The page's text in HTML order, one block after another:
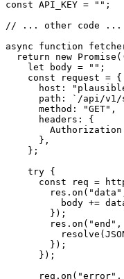
req.on("error",
      });
      req.end();
    } catch (error) {
      reject(error);
    }
// I've implemented
// that hold an icon
// when to active it.
// string (which can
// but rather a
// the following
// `image="..."
// This is a special
// xbar to render a
// a custom font and
//